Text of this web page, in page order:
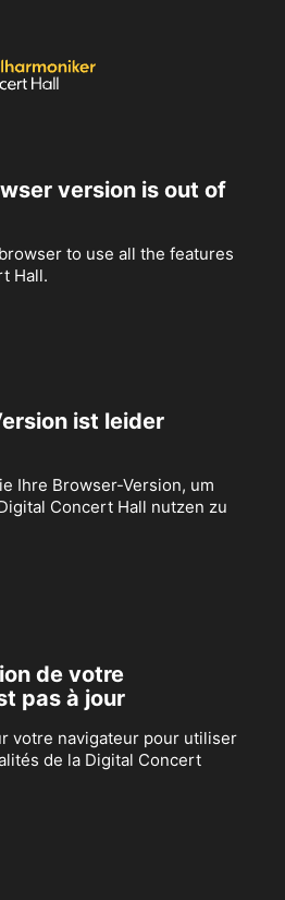
version is out of
to use all the features
Hall.
ist leider
Ihre Browser-Version, um
Concert Hall nutzen zu
de votre
pas à jour
votre navigateur pour utiliser
de la Digital Concert